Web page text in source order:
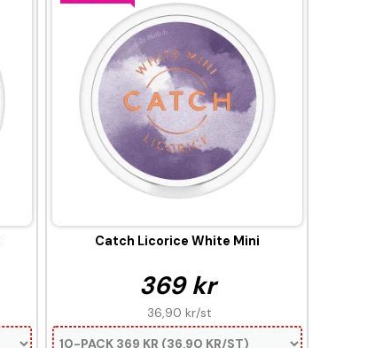
Catch Licorice White Mini
369 kr
36,90 kr/st